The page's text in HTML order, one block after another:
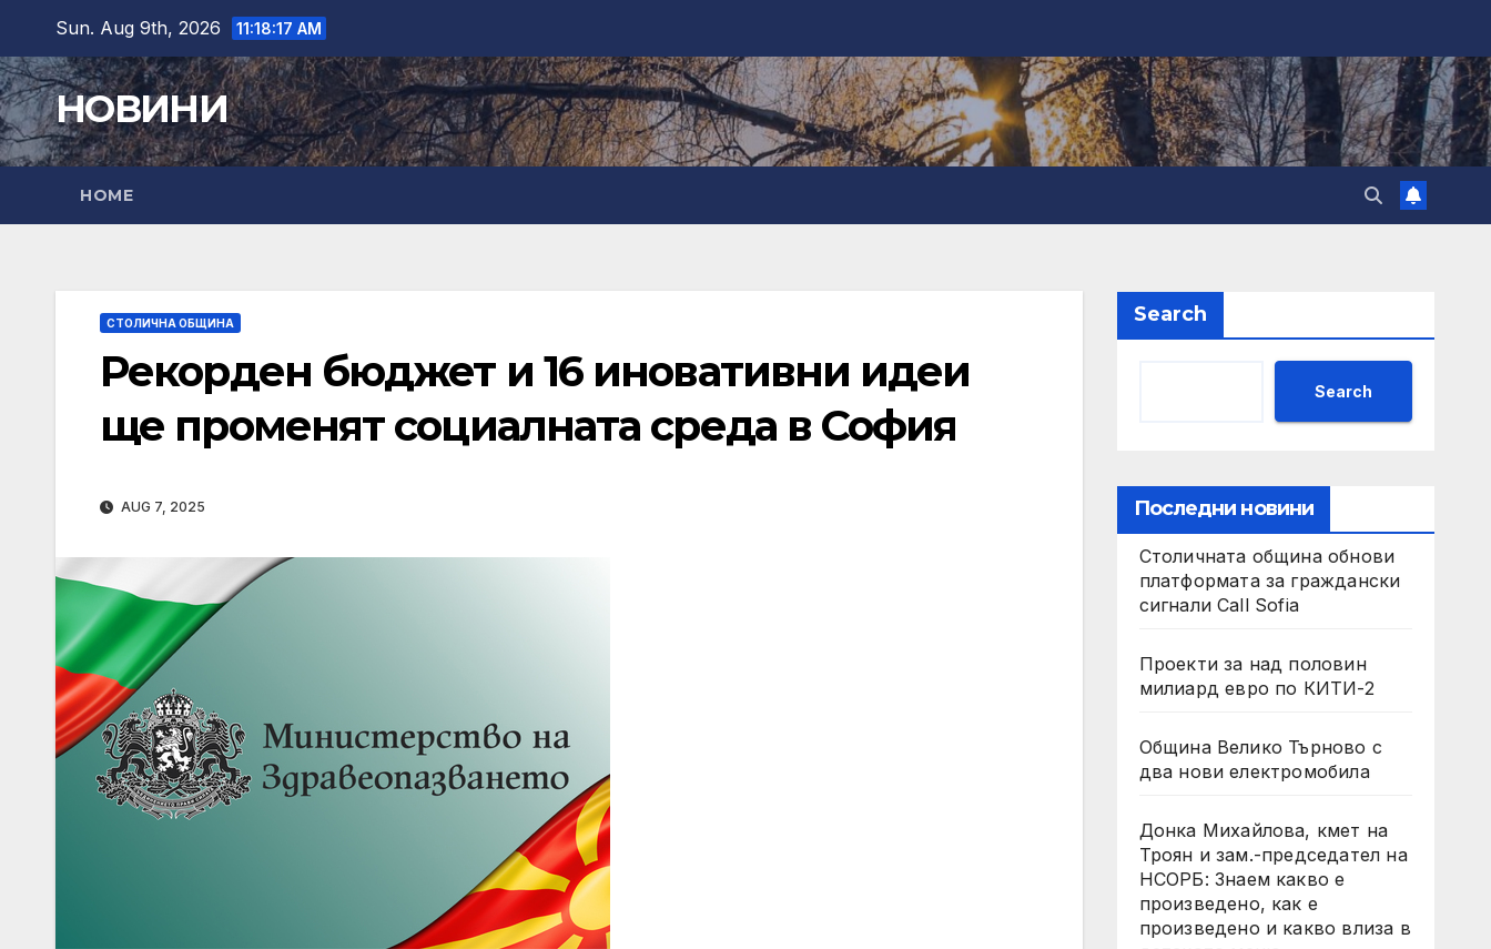
content
Sun. Aug 9th, 2026 11:18:18 AM
НОВИНИ
HOME
СТОЛИЧНА ОБЩИНА
Рекорден бюджет и 16 иновативни идеи
ще променят социалната среда в София
AUG 7, 2025
Search
Search
Последни новини
Столичната община обнови
платформата за граждански
сигнали Call Sofia
Проекти за над половин
милиард евро по КИТИ-2
Община Велико Търново с
два нови електромобила
Донка Михайлова, кмет на
Троян и зам.-председател на
НСОРБ: Знаем какво е
произведено, как е
произведено и какво влиза в